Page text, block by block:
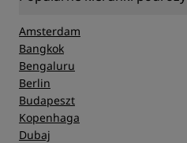
Amsterdam
Bangkok
Bengaluru
Berlin
Budapeszt
Kopenhaga
Dubaj